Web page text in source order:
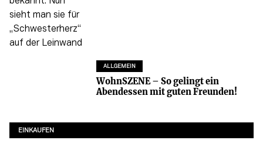
ALLGEMEIN
WohnSZENE – So gelingt ein
Abendessen mit guten Freunden!
EINKAUFEN